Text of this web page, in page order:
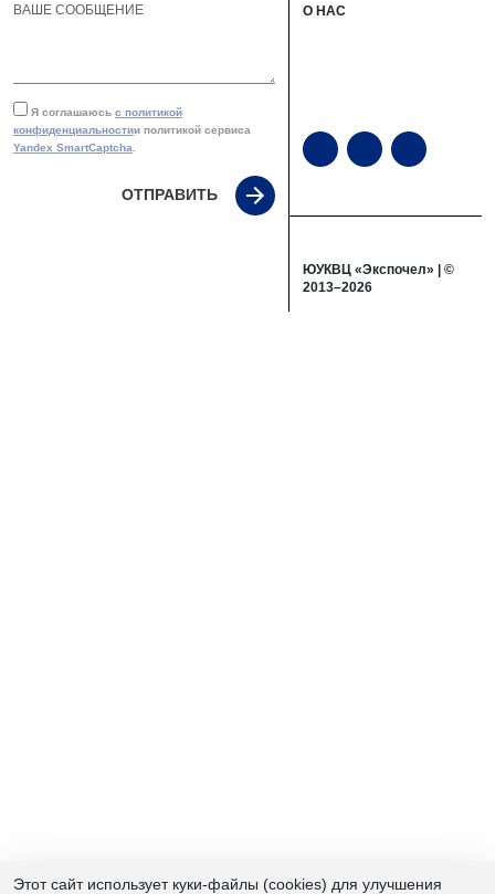
Я соглашаюсь с политикой
конфиденциальностии политикой сервиса
Yandex SmartCaptcha
ОТПРАВИТЬ
О НАС
ЮУКВЦ «Экспочел» | ©
2013–2026
Этот сайт использует куки-файлы (cookies) для улучшения